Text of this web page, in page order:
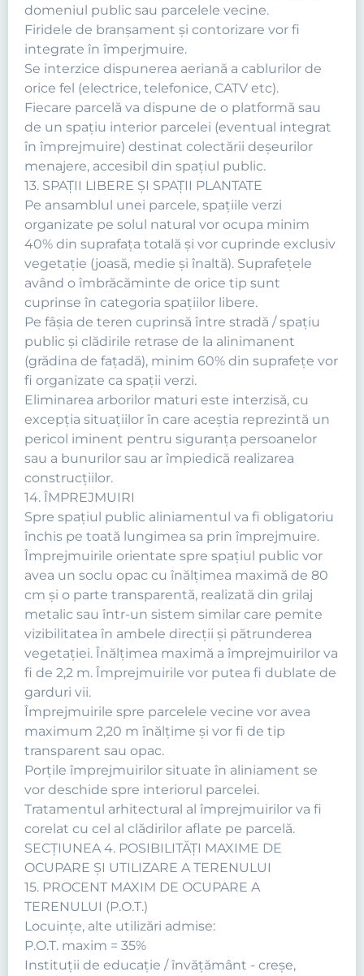
domeniul public sau parcelele vecine.
Firidele de branşament şi contorizare vor fi
integrate în împerjmuire.
Se interzice dispunerea aeriană a cablurilor de
orice fel (electrice, telefonice, CATV etc).
Fiecare parcelă va dispune de o platformă sau
de un spaţiu interior parcelei (eventual integrat
în împrejmuire) destinat colectării deşeurilor
menajere, accesibil din spaţiul public.
13. SPAŢII LIBERE ŞI SPAŢII PLANTATE
Pe ansamblul unei parcele, spaţiile verzi
organizate pe solul natural vor ocupa minim
40% din suprafaţa totală şi vor cuprinde exclusiv
vegetaţie (joasă, medie şi înaltă). Suprafeţele
având o îmbrăcăminte de orice tip sunt
cuprinse în categoria spaţiilor libere.
Pe fâşia de teren cuprinsă între stradă / spaţiu
public şi clădirile retrase de la alinimanent
(grădina de faţadă), minim 60% din suprafeţe vor
fi organizate ca spaţii verzi.
Eliminarea arborilor maturi este interzisă, cu
excepţia situaţiilor în care aceştia reprezintă un
pericol iminent pentru siguranţa persoanelor
sau a bunurilor sau ar împiedică realizarea
construcţiilor.
14. ÎMPREJMUIRI
Spre spaţiul public aliniamentul va fi obligatoriu
închis pe toată lungimea sa prin împrejmuire.
Împrejmuirile orientate spre spaţiul public vor
avea un soclu opac cu înălţimea maximă de 80
cm şi o parte transparentă, realizată din grilaj
metalic sau într-un sistem similar care pemite
vizibilitatea în ambele direcţii şi pătrunderea
vegetaţiei. Înălţimea maximă a împrejmuirilor va
fi de 2,2 m. Împrejmuirile vor putea fi dublate de
garduri vii.
Împrejmuirile spre parcelele vecine vor avea
maximum 2,20 m înălţime şi vor fi de tip
transparent sau opac.
Porţile împrejmuirilor situate în aliniament se
vor deschide spre interiorul parcelei.
Tratamentul arhitectural al împrejmuirilor va fi
corelat cu cel al clădirilor aflate pe parcelă.
SECŢIUNEA 4. POSIBILITĂŢI MAXIME DE
OCUPARE ŞI UTILIZARE A TERENULUI
15. PROCENT MAXIM DE OCUPARE A
TERENULUI (P.O.T.)
Locuinţe, alte utilizări admise:
P.O.T. maxim = 35%
Instituţii de educaţie / învăţământ - creşe,